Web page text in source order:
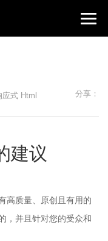
式 Html 分享：
建议
高质量、原创且有用的
，并且针对您的受众和